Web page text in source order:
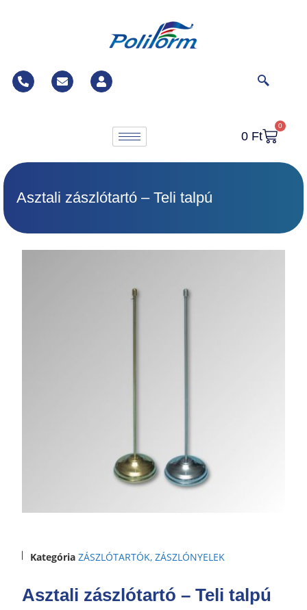
0 Ft
0
Asztali zászlótartó – Teli talpú
Kategória ZÁSZLÓTARTÓK, ZÁSZLÓNYELEK
Asztali zászlótartó – Teli talpú